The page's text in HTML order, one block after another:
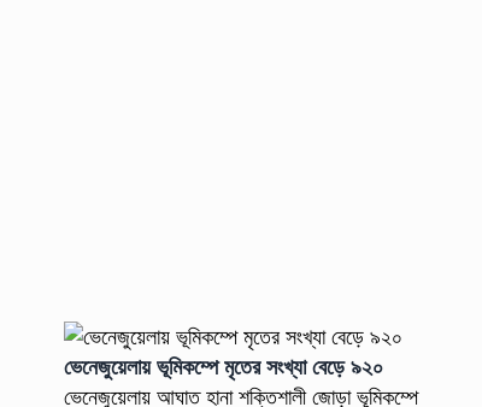
ভেনেজুয়েলায় ভূমিকম্পে মৃতের সংখ্যা বেড়ে ৯২০
ভেনেজুয়েলায় আঘাত হানা শক্তিশালী জোড়া ভূমিকম্পে